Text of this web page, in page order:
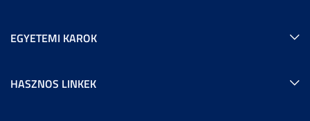
EGYETEMI KAROK
HASZNOS LINKEK